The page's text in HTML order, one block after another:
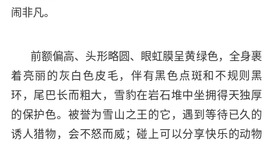
闹非凡。
前额偏高、头形略圆、眼虹膜呈黄绿色，全身裹
着亮丽的灰白色皮毛，伴有黑色点斑和不规则黑
环，尾巴长而粗大，雪豹在岩石堆中坐拥得天独厚
的保护色。被誉为雪山之王的它，遇到等待已久的
诱人猎物，会不怒而威；碰上可以分享快乐的动物